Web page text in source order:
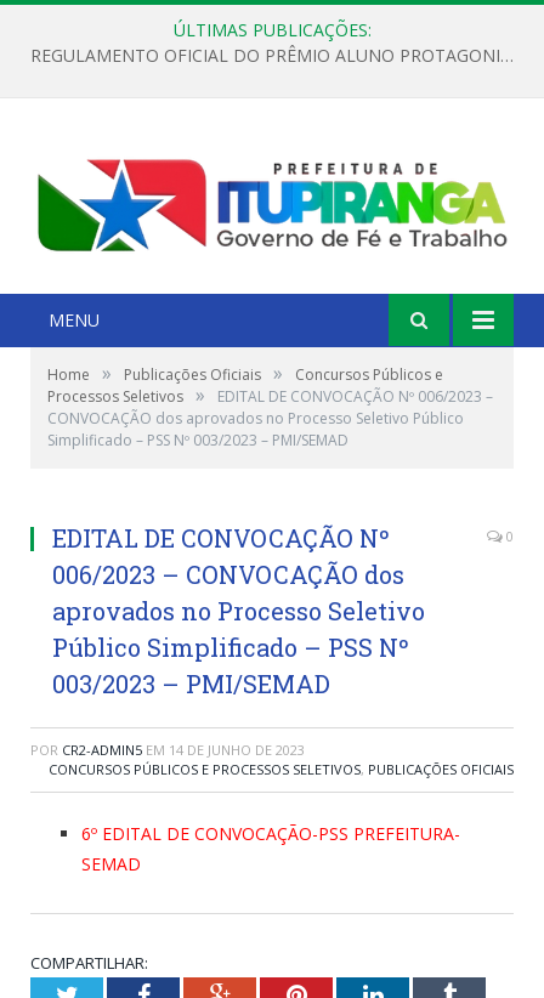
ÚLTIMAS PUBLICAÇÕES:
REGULAMENTO OFICIAL DO PRÊMIO ALUNO PROTAGONISTA – EDIÇÃO 2026
MENU
Home » Publicações Oficiais »
Concursos Públicos e
Processos Seletivos »
EDITAL DE CONVOCAÇÃO Nº 006/2023 –
CONVOCAÇÃO dos aprovados no Processo Seletivo Público
Simplificado – PSS Nº 003/2023 – PMI/SEMAD
EDITAL DE CONVOCAÇÃO Nº
006/2023 – CONVOCAÇÃO dos
aprovados no Processo Seletivo
Público Simplificado – PSS Nº
003/2023 – PMI/SEMAD
0
POR CR2-ADMIN5 EM 14 DE JUNHO DE 2023
CONCURSOS PÚBLICOS E PROCESSOS SELETIVOS, PUBLICAÇÕES OFICIAIS
6º EDITAL DE CONVOCAÇÃO-PSS PREFEITURA-
SEMAD
COMPARTILHAR: